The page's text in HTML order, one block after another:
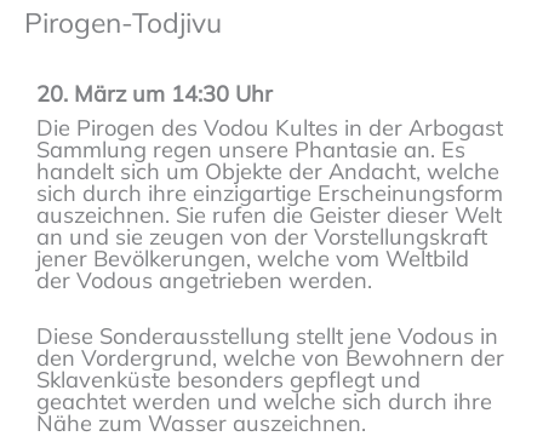
Pirogen-Todjivu
20. März um 14:30 Uhr
Die Pirogen des Vodou Kultes in der Arbogast
Sammlung regen unsere Phantasie an. Es
handelt sich um Objekte der Andacht, welche
sich durch ihre einzigartige Erscheinungsform
auszeichnen. Sie rufen die Geister dieser Welt
an und sie zeugen von der Vorstellungskraft
jener Bevölkerungen, welche vom Weltbild
der Vodous angetrieben werden.
Diese Sonderausstellung stellt jene Vodous in
den Vordergrund, welche von Bewohnern der
Sklavenküste besonders gepflegt und
geachtet werden und welche sich durch ihre
Nähe zum Wasser auszeichnen.